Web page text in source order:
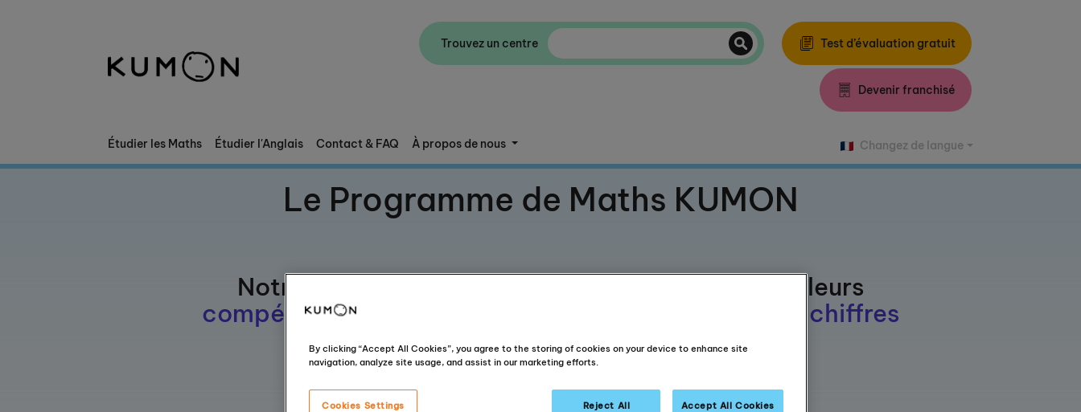
Trouvez un centre Test d’évaluation gratuit
Devenir franchisé
Étudier les Maths Étudier l'Anglais Contact & FAQ À propos de nous Changez de langue
Le Programme de Maths KUMON
Notre programme aide les enfants à développer leurs
compétences
amour des chiffres
Bienvenue chez Kumon
L'histoire de Kumon
By clicking “Accept All Cookies”, you agree to the storing of cookies on your device to enhance site
navigation, analyze site usage, and assist in our marketing efforts.
Cookies Settings Reject All Accept All Cookies